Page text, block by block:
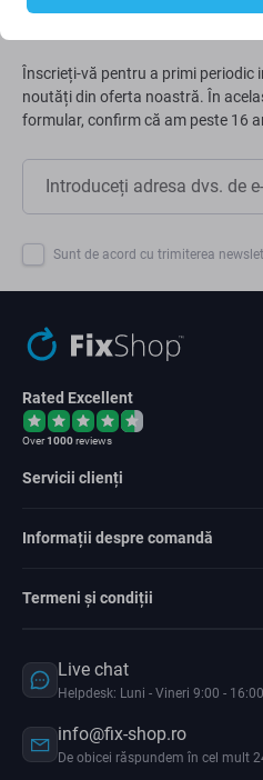
Înscrieți-vă pentru a primi periodic
noutăți din oferta noastră. În
formular, confirm că am peste 16
Sunt de acord cu trimiterea
Rated Excellent
Over1000reviews
Servicii clienți
Informații despre comandă
Termeni și condiții
Live chat
Helpdesk: Luni - Vineri 9:00 - 16:00
info@fix-shop.ro
De obicei răspundem în cel mult